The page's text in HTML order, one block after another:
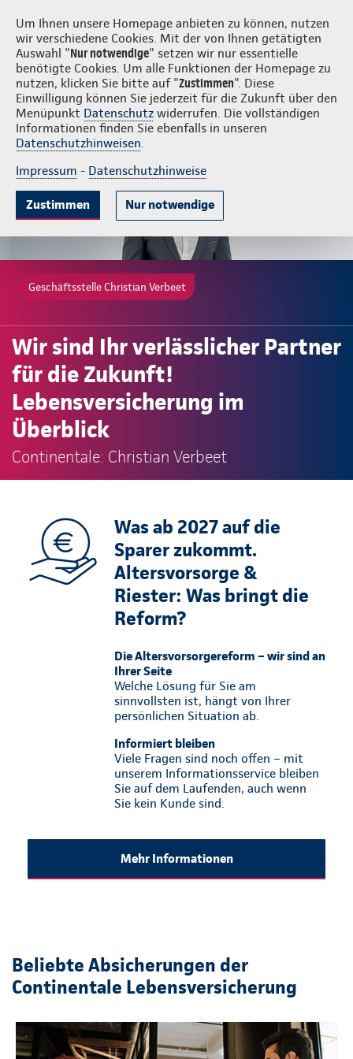
Um Ihnen unsere Homepage anbieten zu können, nutzen
wir verschiedene Cookies. Mit der von Ihnen getätigten
Auswahl "Nur notwendige" setzen wir nur essentielle
benötigte Cookies. Um alle Funktionen der Homepage zu
nutzen, klicken Sie bitte auf "Zustimmen". Diese
Einwilligung können Sie jederzeit für die Zukunft über den
Menüpunkt Datenschutz widerrufen. Die vollständigen
Informationen finden Sie ebenfalls in unseren
Datenschutzhinweisen.
Impressum - Datenschutzhinweise
Zustimmen Nur notwendige
Christian Verbeet Login
Beliebte Produkte Weitere Angebote Beratung & Angebot
Geschäftsstelle Christian Verbeet
Wir sind Ihr verlässlicher Partner
für die Zukunft!
Lebensversicherung im
Überblick
Continentale: Christian Verbeet
Was ab 2027 auf die
Sparer zukommt.
Altersvorsorge &
Riester: Was bringt die
Reform?
Die Altersvorsorgereform – wir sind an
Ihrer Seite
Welche Lösung für Sie am
sinnvollsten ist, hängt von Ihrer
persönlichen Situation ab.
Informiert bleiben
Viele Fragen sind noch offen – mit
unserem Informationsservice bleiben
Sie auf dem Laufenden, auch wenn
Sie kein Kunde sind.
Mehr Informationen
Beliebte Absicherungen der
Continentale Lebensversicherung